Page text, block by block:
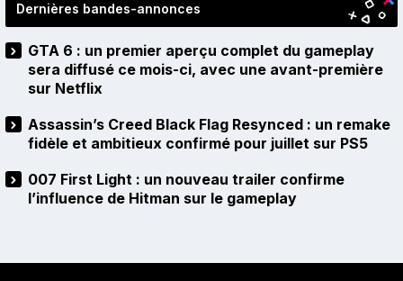
Dernières bandes-annonces
GTA 6 : un premier aperçu complet du gameplay
sera diffusé ce mois-ci, avec une avant-première
sur Netflix
Assassin’s Creed Black Flag Resynced : un remake
fidèle et ambitieux confirmé pour juillet sur PS5
007 First Light : un nouveau trailer confirme
l’influence de Hitman sur le gameplay